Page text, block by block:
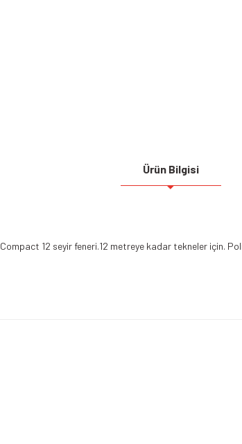
Ürün Bilgisi
Compact 12 seyir feneri.12 metreye kadar tekneler için.